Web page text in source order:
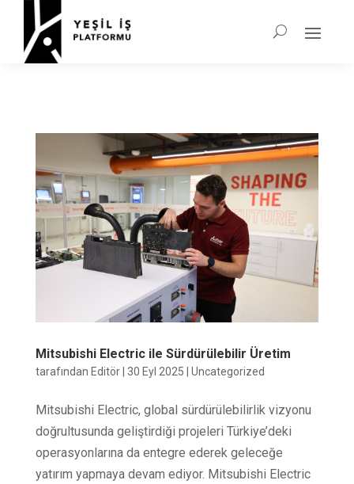
Mitsubishi Electric ile Sürdürülebilir Üretim
tarafından Editör| 30 Eyl 2025 Uncategorized
Mitsubishi Electric, global sürdürülebilirlik vizyonu
doğrultusunda geliştirdiği projeleri Türkiye’deki
operasyonlarına da entegre ederek geleceğe
yatırım yapmaya devam ediyor. Mitsubishi Electric